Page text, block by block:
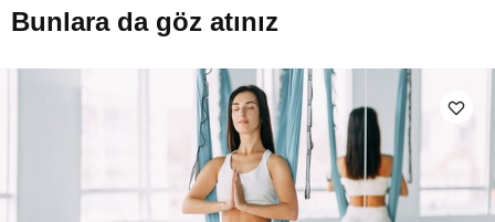
Bunlara da göz atınız